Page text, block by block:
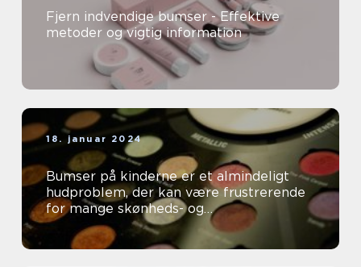
Fjern indvendige bumser - Effektive
metoder og vigtig information
18. januar 2024
Bumser på kinderne er et almindeligt
hudproblem, der kan være frustrerende
for mange skønheds- og
kosmetikforbrugere